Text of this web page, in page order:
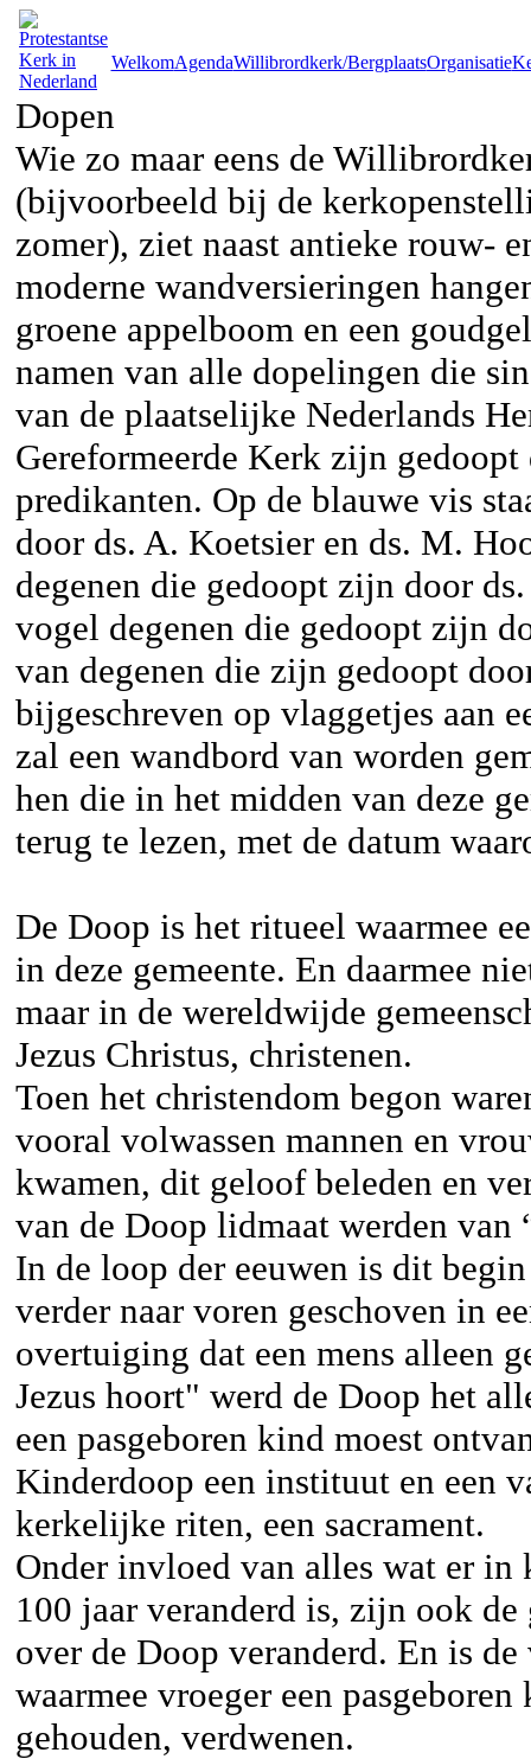
WelkomAgendaWillibrordkerk/BergplaatsOrganisatie
Dopen
Wie zo maar eens de
(bijvoorbeeld bij de
zomer), ziet naast antieke rouw-
moderne wandversieringen
groene appelboom en een
namen van alle dopelingen die
van de plaatselijke Nederlands
Gereformeerde Kerk zijn
predikanten. Op de blauwe vis
door ds. A. Koetsier en ds. M.
degenen die gedoopt zijn door
vogel degenen die gedoopt zijn
van degenen die zijn gedoopt
bijgeschreven op vlaggetjes aan
zal een wandbord van worden
hen die in het midden van deze
terug te lezen, met de datum
De Doop is het ritueel waarmee
in deze gemeente. En daarmee
maar in de wereldwijde
Jezus Christus, christenen.
Toen het christendom begon
vooral volwassen mannen en
kwamen, dit geloof beleden en
van de Doop lidmaat werden van
In de loop der eeuwen is dit
verder naar voren geschoven in
overtuiging dat een mens alleen
Jezus hoort" werd de Doop het
een pasgeboren kind moest
Kinderdoop een instituut en een
kerkelijke riten, een sacrament.
Onder invloed van alles wat er in
100 jaar veranderd is, zijn ook de
over de Doop veranderd. En is
waarmee vroeger een
gehouden, verdwenen.